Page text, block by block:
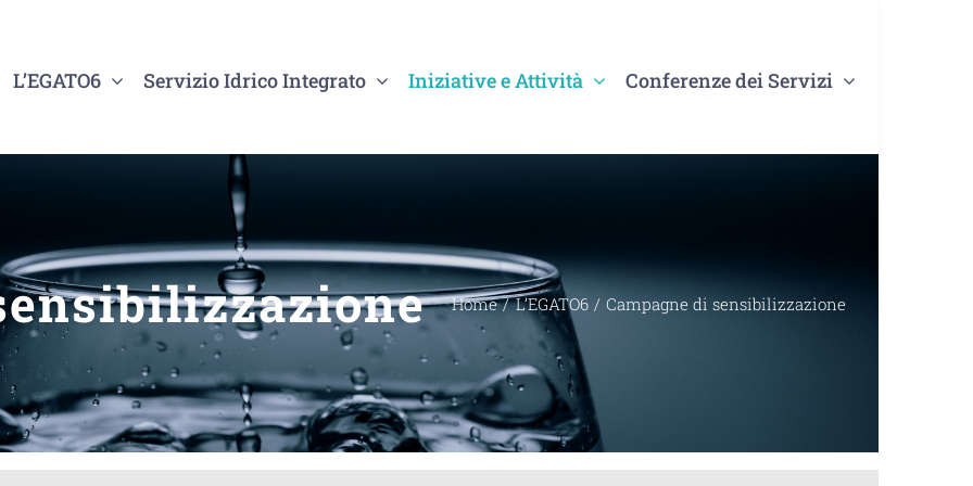
L’EGATO6 Servizio Idrico Integrato Iniziative e Attività Conferenze dei Servizi
Home L’EGATO6 Campagne di sensibilizzazione